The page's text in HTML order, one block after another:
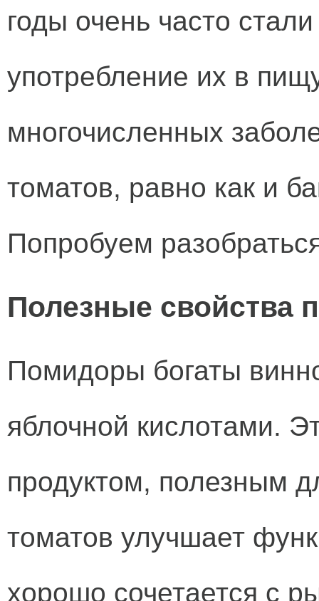
годы очень часто
употребление их в
многочисленных
томатов, равно как и
Попробуем
Полезные свойства
Помидоры богаты
яблочной кислотами.
продуктом, полезным
томатов улучшает
хорошо сочетается с